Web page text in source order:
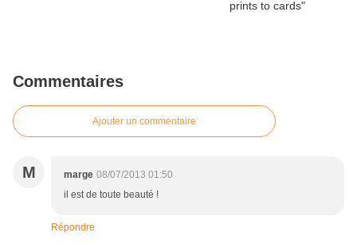
Commentaires
Ajouter un commentaire
M marge 08/07/2013 01:50
il est de toute beauté !
Répondre